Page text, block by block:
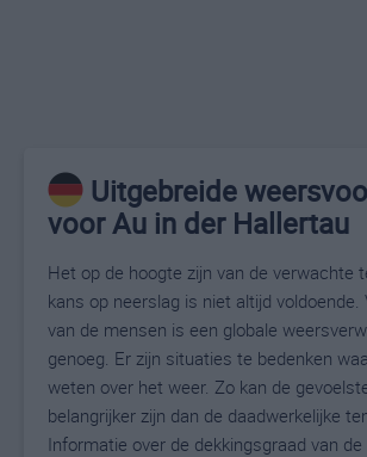
Uitgebreide
voor Au in der Hallertau
Het op de hoogte zijn van de verwachte
kans op neerslag is niet altijd voldoende.
van de mensen is een globale
genoeg. Er zijn situaties te bedenken
weten over het weer. Zo kan de
belangrijker zijn dan de daadwerkelijke
Informatie over de dekkingsgraad van